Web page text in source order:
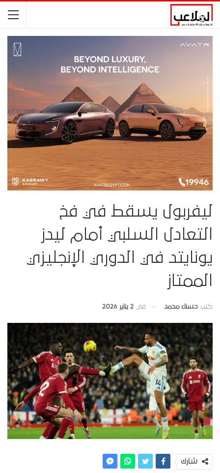
ليفربول يسقط في فخ
التعادل السلبي أمام ليدز
يونايتد في الدوري الإنجليزي
الممتاز
كتب حسناء محمد في 2 يناير 2026
شارك